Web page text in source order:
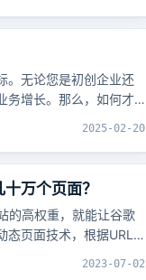
。无论您是初创企业还
务增长。那么，如何才
2025-02-20
万个页面？
的高权重，就能让谷歌
页面技术，根据URL
2023-07-02